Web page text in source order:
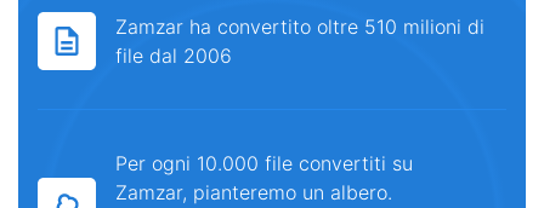
Zamzar ha convertito oltre 510 milioni di
file dal 2006
Per ogni 10.000 file convertiti su
Zamzar, pianteremo un albero.